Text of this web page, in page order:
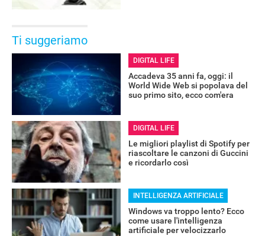
Ti suggeriamo
DIGITAL LIFE
Accadeva 35 anni fa, oggi: il
World Wide Web si popolava del
suo primo sito, ecco com'era
DIGITAL LIFE
Le migliori playlist di Spotify per
riascoltare le canzoni di Guccini
e ricordarlo così
INTELLIGENZA ARTIFICIALE
Windows va troppo lento? Ecco
come usare l'intelligenza
artificiale per velocizzarlo